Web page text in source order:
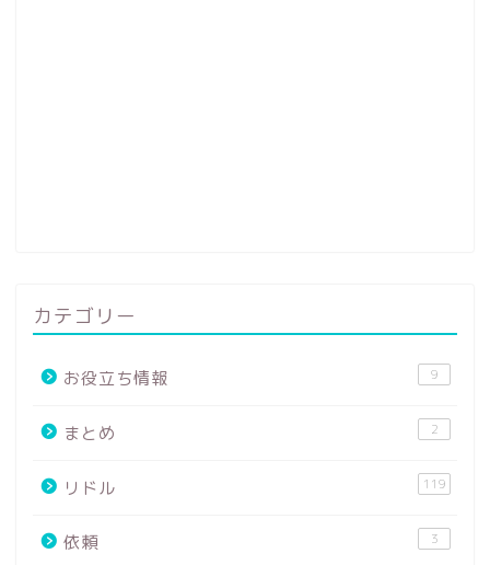
カテゴリー
お役立ち情報 9
まとめ 2
リドル 119
依頼 3